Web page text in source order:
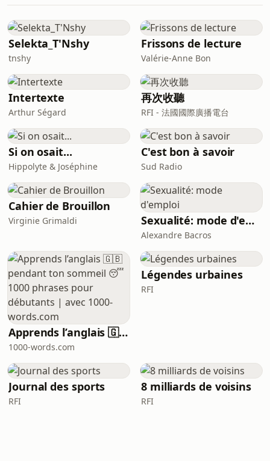
Selekta_T'Nshy
tnshy
Frissons de lecture
Valérie-Anne Bon
Intertexte
Arthur Ségard
再次收聽
RFI - 法國國際廣播電台
Si on osait...
Hippolyte & Joséphine
C'est bon à savoir
Sud Radio
Cahier de Brouillon
Virginie Grimaldi Sexualité: mode d'emploi
Alexandre Bacros
Apprends l’anglais 🇬🇧 pendant ton sommeil 😴 1000 phrases pour débutants | avec 1000-words.com
1000-words.com
Légendes urbaines
RFI
Journal des sports
RFI
8 milliards de voisins
RFI